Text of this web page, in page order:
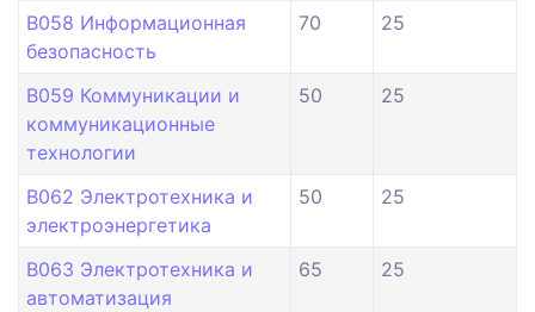
B058 Информационная
безопасность
70 25
B059 Коммуникации и
коммуникационные
технологии
50 25
B062 Электротехника и
электроэнергетика
50 25
B063 Электротехника и
автоматизация
65 25